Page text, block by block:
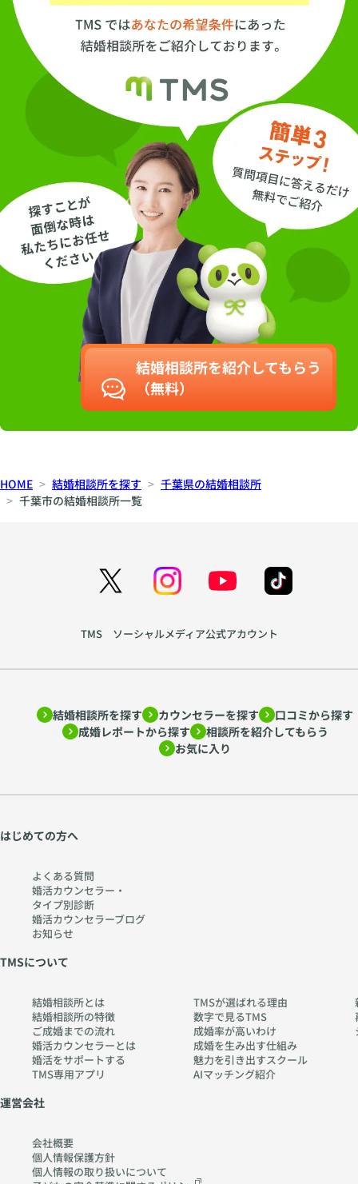
結婚相談所を紹介してもらう
（無料）
HOME 結婚相談所を探す
千葉県の結婚相談所
千葉市の結婚相談所一覧
TMS ソーシャルメディア公式アカウント
結婚相談所を探す カウンセラーを探す
口コミから探す
成婚レポートから探す
相談所を紹介してもらう
お気に入り
はじめての方へ
よくある質問
婚活カウンセラー・
タイプ別診断
婚活カウンセラーブログ
お知らせ
TMSについて
結婚相談所とは
結婚相談所の特徴
ご成婚までの流れ
婚活カウンセラーとは
婚活をサポートする
TMS専用アプリ
TMSが選ばれる理由
数字で見るTMS
成婚率が高いわけ
成婚を生み出す仕組み
魅力を引き出すスクール
AIマッチング紹介
運営会社
会社概要
個人情報保護方針
個人情報の取り扱いについて